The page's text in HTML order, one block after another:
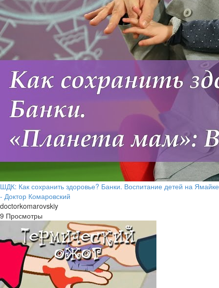
ШДК: Как сохранить здоровье? Банки. Воспитание детей на Ямайке
- Доктор Комаровский
doctorkomarovskiy
9 Просмотры